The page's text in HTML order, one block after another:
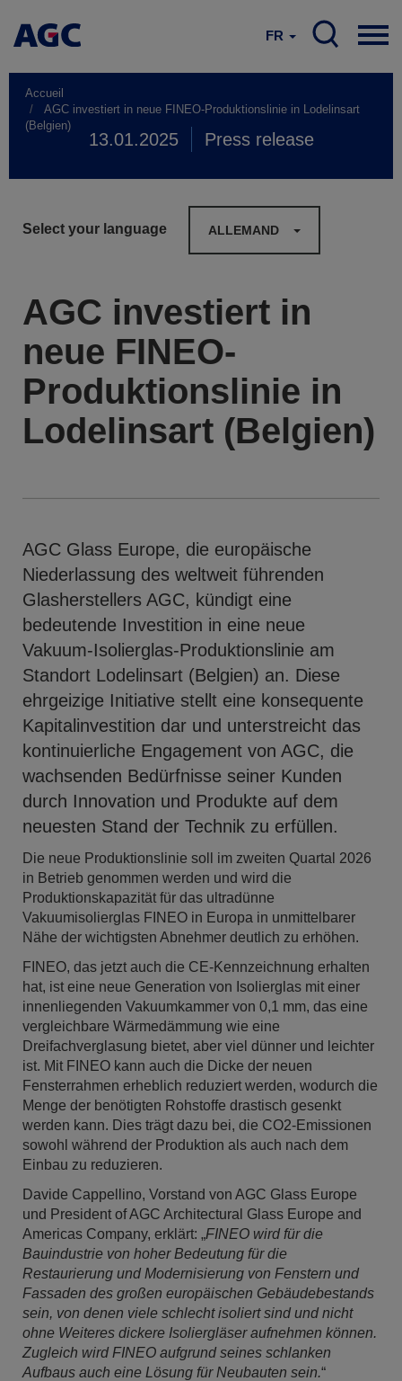
FR
Accueil
AGC investiert in neue FINEO-Produktionslinie in Lodelinsart
(Belgien)
13.01.2025 Press release
Select your language ALLEMAND
AGC investiert in
neue FINEO-
Produktionslinie in
Lodelinsart (Belgien)
AGC Glass Europe, die europäische
Niederlassung des weltweit führenden
Glasherstellers AGC, kündigt eine
bedeutende Investition in eine neue
Vakuum-Isolierglas-Produktionslinie am
Standort Lodelinsart (Belgien) an. Diese
ehrgeizige Initiative stellt eine konsequente
Kapitalinvestition dar und unterstreicht das
kontinuierliche Engagement von AGC, die
wachsenden Bedürfnisse seiner Kunden
durch Innovation und Produkte auf dem
neuesten Stand der Technik zu erfüllen.
Die neue Produktionslinie soll im zweiten Quartal 2026
in Betrieb genommen werden und wird die
Produktionskapazität für das ultradünne
Vakuumisolierglas FINEO in Europa in unmittelbarer
Nähe der wichtigsten Abnehmer deutlich zu erhöhen.
FINEO, das jetzt auch die CE-Kennzeichnung erhalten
hat, ist eine neue Generation von Isolierglas mit einer
innenliegenden Vakuumkammer von 0,1 mm, das eine
vergleichbare Wärmedämmung wie eine
Dreifachverglasung bietet, aber viel dünner und leichter
ist. Mit FINEO kann auch die Dicke der neuen
Fensterrahmen erheblich reduziert werden, wodurch die
Menge der benötigten Rohstoffe drastisch gesenkt
werden kann. Dies trägt dazu bei, die CO2-Emissionen
sowohl während der Produktion als auch nach dem
Einbau zu reduzieren.
Davide Cappellino, Vorstand von AGC Glass Europe
und President of AGC Architectural Glass Europe and
Americas Company, erklärt: „FINEO wird für die
Bauindustrie von hoher Bedeutung für die
Restaurierung und Modernisierung von Fenstern und
Fassaden des großen europäischen Gebäudebestands
sein, von denen viele schlecht isoliert sind und nicht
ohne Weiteres dickere Isoliergläser aufnehmen können.
Zugleich wird FINEO aufgrund seines schlanken
Aufbaus auch eine Lösung für Neubauten sein.“